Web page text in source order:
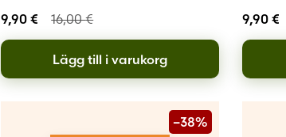
9,90€ 16,00€
Lägg till i varukorg
9,90€
–38%